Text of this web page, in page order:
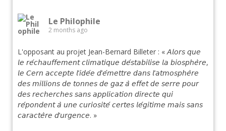
Le Philophile
2 months ago
L'opposant au projet Jean-Bernard Billeter : « 𝘈𝘭𝘰𝘳𝘴 𝘲𝘶𝘦
𝘭𝘦 𝘳𝘦́𝘤𝘩𝘢𝘶𝘧𝘧𝘦𝘮𝘦𝘯𝘵 𝘤𝘭𝘪𝘮𝘢𝘵𝘪𝘲𝘶𝘦 𝘥𝘦́𝘴𝘵𝘢𝘣𝘪𝘭𝘪𝘴𝘦 𝘭𝘢 𝘣𝘪𝘰𝘴𝘱𝘩𝘦̀𝘳𝘦,
𝘭𝘦 𝘊𝘦𝘳𝘯 𝘢𝘤𝘤𝘦𝘱𝘵𝘦 𝘭’𝘪𝘥𝘦́𝘦 𝘥’𝘦́𝘮𝘦𝘵𝘵𝘳𝘦 𝘥𝘢𝘯𝘴 𝘭’𝘢𝘵𝘮𝘰𝘴𝘱𝘩𝘦̀𝘳𝘦
𝘥𝘦𝘴 𝘮𝘪𝘭𝘭𝘪𝘰𝘯𝘴 𝘥𝘦 𝘵𝘰𝘯𝘯𝘦𝘴 𝘥𝘦 𝘨𝘢𝘻 𝘢̀ 𝘦𝘧𝘧𝘦𝘵 𝘥𝘦 𝘴𝘦𝘳𝘳𝘦 𝘱𝘰𝘶𝘳
𝘥𝘦𝘴 𝘳𝘦𝘤𝘩𝘦𝘳𝘤𝘩𝘦𝘴 𝘴𝘢𝘯𝘴 𝘢𝘱𝘱𝘭𝘪𝘤𝘢𝘵𝘪𝘰𝘯 𝘥𝘪𝘳𝘦𝘤𝘵𝘦 𝘲𝘶𝘪
𝘳𝘦́𝘱𝘰𝘯𝘥𝘦𝘯𝘵 𝘢̀ 𝘶𝘯𝘦 𝘤𝘶𝘳𝘪𝘰𝘴𝘪𝘵𝘦́ 𝘤𝘦𝘳𝘵𝘦𝘴 𝘭𝘦́𝘨𝘪𝘵𝘪𝘮𝘦 𝘮𝘢𝘪𝘴 𝘴𝘢𝘯𝘴
𝘤𝘢𝘳𝘢𝘤𝘵𝘦̀𝘳𝘦 𝘥’𝘶𝘳𝘨𝘦𝘯𝘤𝘦. »